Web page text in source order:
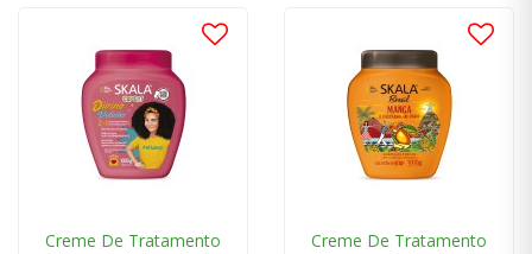
Creme De Tratamento
Creme De Tratamento